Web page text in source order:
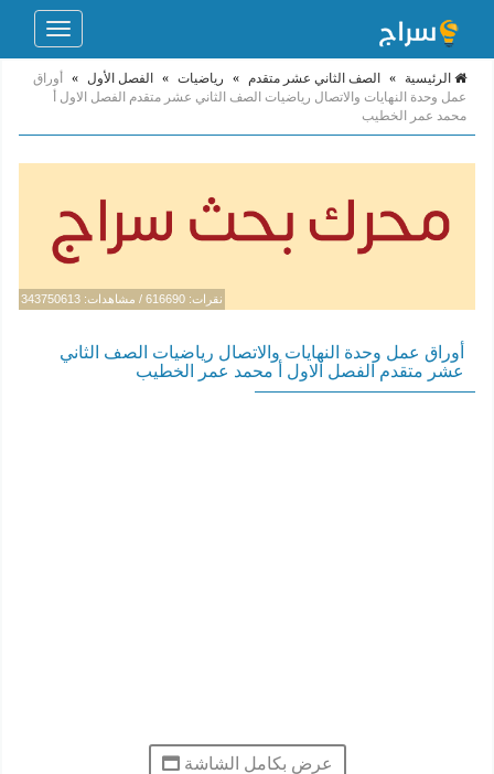
Toggle
الرئيسية » الصف الثاني عشر متقدم » رياضيات » الفصل الأول »
أوراق
عمل وحدة النهايات والاتصال رياضيات الصف الثاني عشر متقدم الفصل الاول أ
محمد عمر الخطيب
نقرات: 616690 / مشاهدات: 343750613
أوراق عمل وحدة النهايات والاتصال رياضيات الصف الثاني
عشر متقدم الفصل الاول أ محمد عمر الخطيب
عرض بكامل الشاشة